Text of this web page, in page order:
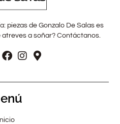
piezas de Gonzalo De Salas es
a soñar? Contáctanos.